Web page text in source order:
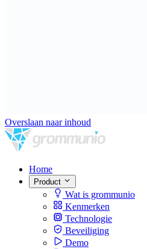
Overslaan naar inhoud
Home
Product
Wat is grommunio
Kenmerken
Technologie
Beveiliging
Demo